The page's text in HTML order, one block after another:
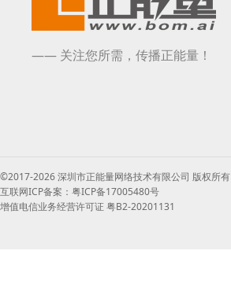
—— 关注您所需，传播正能量！
©2017-2026 深圳市正能量网络技术有限公司 版权所有
互联网ICP备案：粤ICP备17005480号
增值电信业务经营许可证 粤B2-20201131